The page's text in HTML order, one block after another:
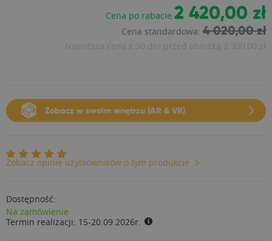
Cena po rabacie 2 420,00 zł
Cena standardowa: 4 020,00 zł
Najniższa cena z 30 dni przed obniżką 2 300,00 zł
Zobacz w swoim wnętrzu (AR & VR)
Zobacz opinie użytkowników o tym produkcie
Dostępność:
Na zamówienie
Termin realizacji: 15-20.09.2026r.